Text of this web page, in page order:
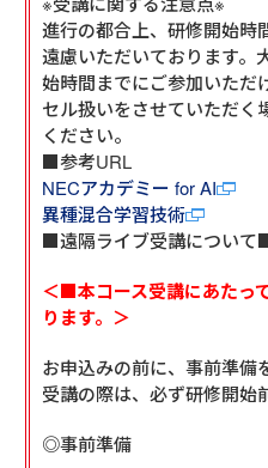
進行の都合上、研修開始時
遠慮いただいております。
始時間までにご参加いただ
セル扱いをさせていただく
ください。
■参考URL
NECアカデミー for AI
異種混合学習技術
■遠隔ライブ受講について
＜■本コース受講にあたっ
ります。＞
お申込みの前に、事前準備
受講の際は、必ず研修開始
◎事前準備